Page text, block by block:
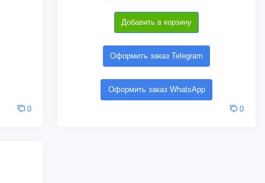
0
Добавить в корзину
Оформить заказ Telegram
Оформить заказ WhatsApp
0